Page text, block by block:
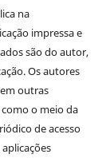
na
impressa e
são do autor,
Os autores
outras
o meio da
de acesso